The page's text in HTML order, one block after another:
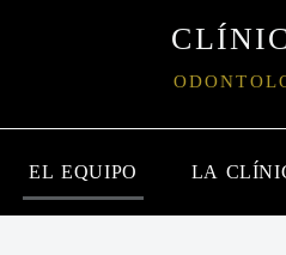
EL EQUIPO LA